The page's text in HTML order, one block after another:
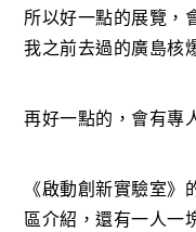
所以好一點的展覽，
我之前去過的廣島核
再好一點的，會有專
《啟動創新實驗室
區介紹，還有一人一